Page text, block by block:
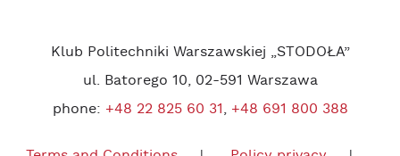
Klub Politechniki Warszawskiej „STODOŁA”
ul. Batorego 10, 02-591 Warszawa
phone: +48 22 825 60 31, +48 691 800 388